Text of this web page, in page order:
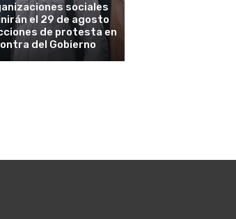
sociales
el 29 de agosto
de protesta en
del Gobierno